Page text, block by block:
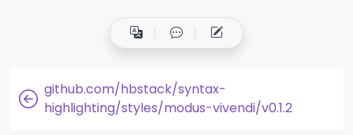
github.com/hbstack/syntax-
highlighting/styles/modus-vivendi/v0.1.2